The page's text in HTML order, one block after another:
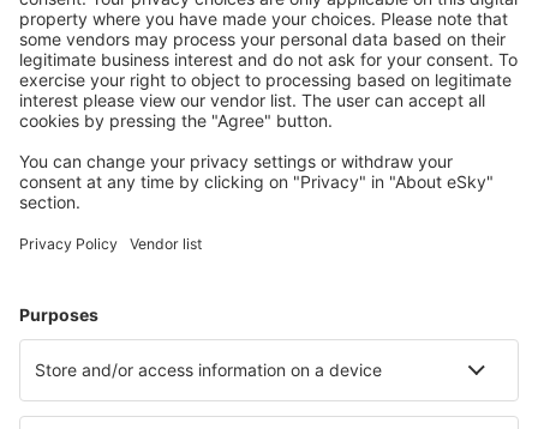
Attraktive Preise und Spezialangebote für eingeloggte
Benutzer.
Unterkünfte, die Sie mögen
Wählen Sie aus über 1,3 Millionen Unterkünften: Hotels,
Meist gesuchte Unterkünfte von eSky Nutzern
Unterkunft in Zandvoort Unterkunft in Kamperland